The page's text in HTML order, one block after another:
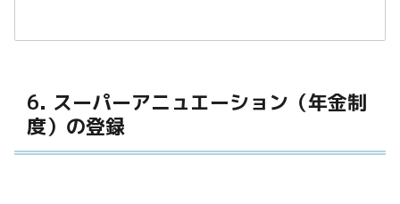
6. スーパーアニュエーション（年金制
度）の登録